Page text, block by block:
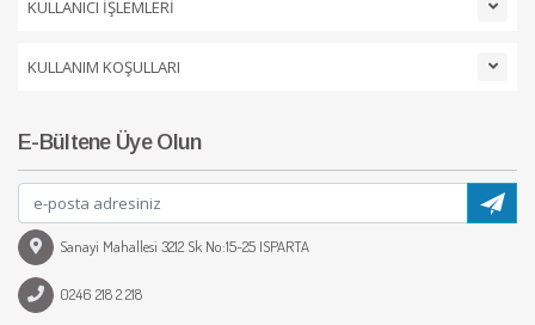
KULLANICI İŞLEMLERİ
KULLANIM KOŞULLARI
E-Bültene Üye Olun
Sanayi Mahallesi 3212 Sk No:15-25 ISPARTA
0246 218 2 218